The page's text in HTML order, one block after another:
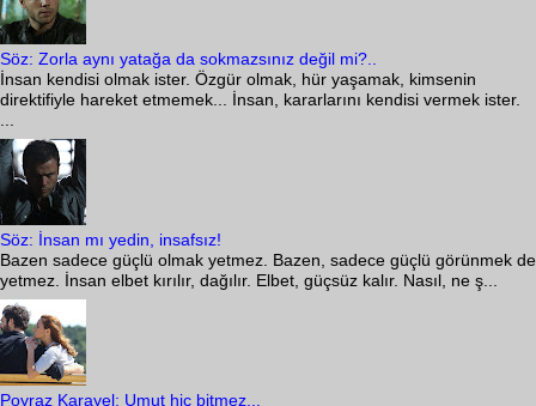
Söz: Zorla aynı yatağa da sokmazsınız değil mi?..
İnsan kendisi olmak ister. Özgür olmak, hür yaşamak, kimsenin
direktifiyle hareket etmemek... İnsan, kararlarını kendisi vermek ister.
Söz: İnsan mı yedin, insafsız!
Bazen sadece güçlü olmak yetmez. Bazen, sadece güçlü görünmek de
yetmez. İnsan elbet kırılır, dağılır. Elbet, güçsüz kalır. Nasıl, ne ş...
Poyraz Karayel: Umut hiç bitmez...